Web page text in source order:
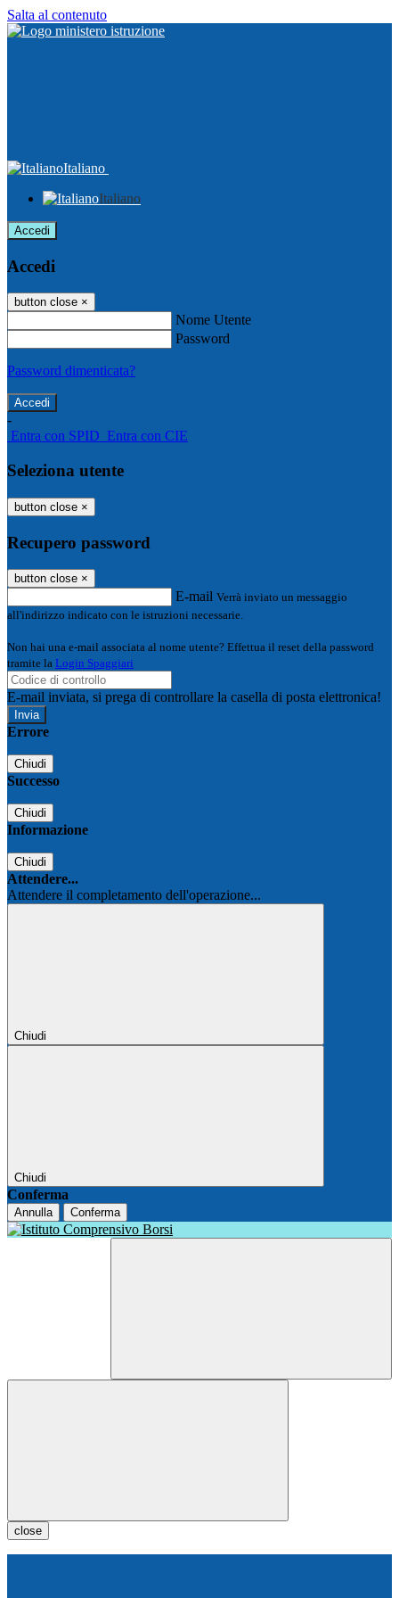
Salta al contenuto
Italiano
Italiano
Accedi
Accedi
button close ×
Nome Utente
Password
Password dimenticata?
-
Entra con SPID Entra con CIE
Seleziona utente
button close ×
Recupero password
button close ×
E-mail Verrà inviato un messaggio
all'indirizzo indicato con le istruzioni necessarie.
Non hai una e-mail associata al nome utente? Effettua il reset della password
tramite la Login Spaggiari
E-mail inviata, si prega di controllare la casella di posta elettronica!
Errore
Chiudi
Successo
Chiudi
Informazione
Chiudi
Attendere...
Attendere il completamento dell'operazione...
Chiudi
Chiudi
Conferma
Annulla Conferma
close